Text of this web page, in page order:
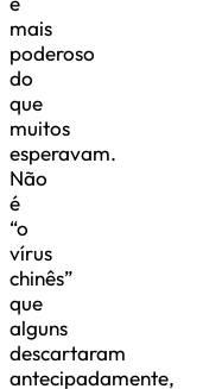
mais
poderoso
do
que
muitos
esperavam.
Não
é
“o
vírus
chinês”
que
alguns
descartaram
antecipadamente,